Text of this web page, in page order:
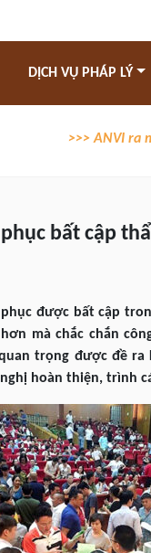
DỊCH VỤ PHÁP LÝ
>>> ANVI ra
bất cập
phục được bất cập
mà chắc chắn
trọng được đề
hoàn thiện, trình